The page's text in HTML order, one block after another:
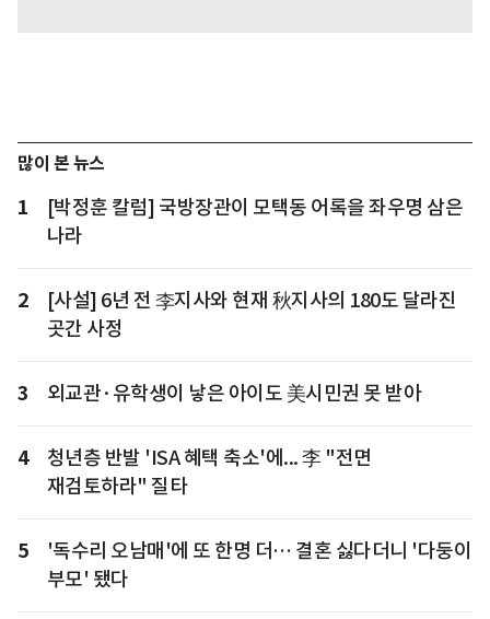
많이 본 뉴스
1
[박정훈 칼럼] 국방장관이 모택동 어록을 좌우명 삼은
나라
2
[사설] 6년 전 李지사와 현재 秋지사의 180도 달라진
곳간 사정
3 외교관·유학생이 낳은 아이도 美시민권 못 받아
4
청년층 반발 'ISA 혜택 축소'에... 李 "전면
재검토하라" 질타
5
'독수리 오남매'에 또 한명 더… 결혼 싫다더니 '다둥이
부모' 됐다